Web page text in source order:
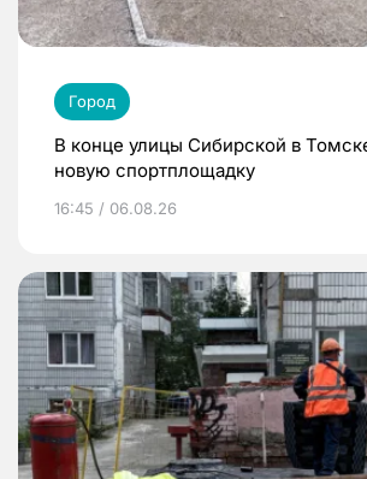
Город
В конце улицы Сибирской в
новую спортплощадку
16:45 / 06.08.26